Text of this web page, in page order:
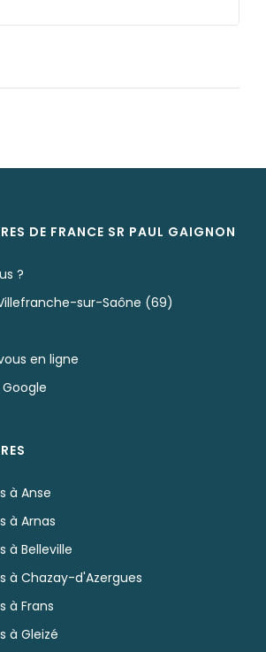
DE FRANCE SR PAUL GAIGNON
?
sur-Saône (69)
en ligne
à Anse
à Arnas
à Belleville
à Chazay-d'Azergues
à Frans
à Gleizé